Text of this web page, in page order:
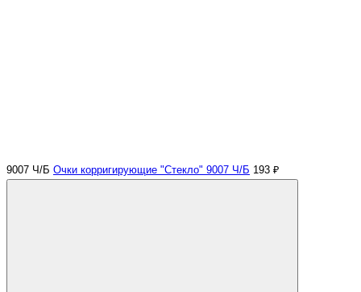
9007 Ч/Б Очки корригирующие "Стекло" 9007 Ч/Б 193 ₽